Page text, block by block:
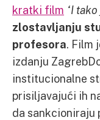
kratki film “I
zlostavljanju
profesora. Film
izdanju
institucionalne
prisiljavajući ih
da sankcioniraju